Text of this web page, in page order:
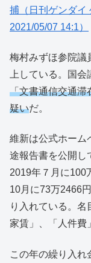
捕（日刊ゲンダイ
2021/05/07 14:1）
梅村みずほ参院議
上している。国
「文書通信交通滞
疑いだ。
維新は公式ホーム
途報告書を公開し
2019年７月に100
10月に73万2466
り入れている。
家賃」、「人件費
この年の繰り入